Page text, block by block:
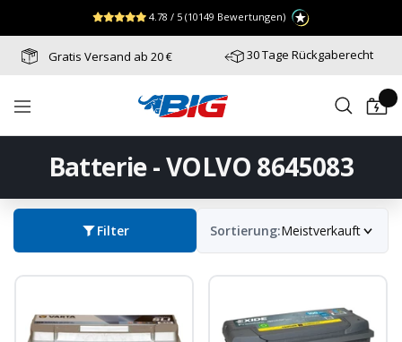
Zum Menü springen
Fußzeile springen
Barrierefreiheits-Widget öffnen
Inhalt
4.78 / 5 (10149 Bewertungen)
Gratis Versand ab 20 € 30 Tage Rückgaberecht
Navigation
Batterie-
Batterie - VOLVO 8645083
Filter Sortierung:Meistverkauft